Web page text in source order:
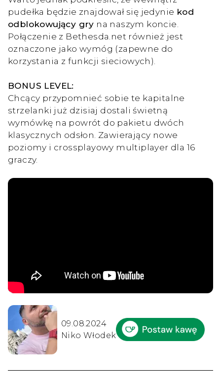
pudełka będzie znajdował się jedynie kod
odblokowujący gry na naszym koncie.
Połączenie z Bethesda.net również jest
oznaczone jako wymóg (zapewne do
korzystania z funkcji sieciowych).
BONUS LEVEL:
Chcący przypomnieć sobie te kapitalne
strzelanki już dzisiaj dostali świetną
wymówkę na powrót do pakietu dwóch
klasycznych odsłon. Zawierający nowe
poziomy i crossplayowy multiplayer dla 16
graczy.
09.08.2024
Niko Włodek